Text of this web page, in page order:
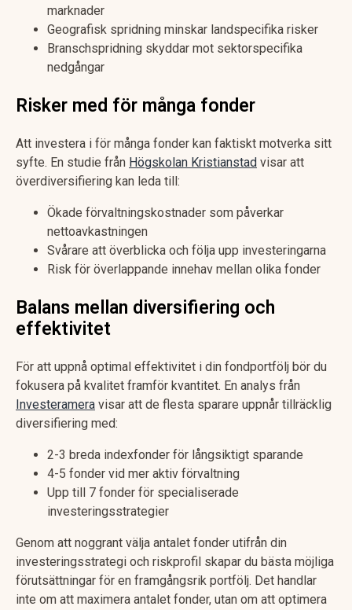
marknader
Geografisk spridning minskar landspecifika risker
Branschspridning skyddar mot sektorspecifika
nedgångar
Risker med för många fonder
Att investera i för många fonder kan faktiskt motverka sitt
syfte. En studie från Högskolan Kristianstad visar att
överdiversifiering kan leda till:
Ökade förvaltningskostnader som påverkar
nettoavkastningen
Svårare att överblicka och följa upp investeringarna
Risk för överlappande innehav mellan olika fonder
Balans mellan diversifiering och
effektivitet
För att uppnå optimal effektivitet i din fondportfölj bör du
fokusera på kvalitet framför kvantitet. En analys från
Investeramera visar att de flesta sparare uppnår tillräcklig
diversifiering med:
2-3 breda indexfonder för långsiktigt sparande
4-5 fonder vid mer aktiv förvaltning
Upp till 7 fonder för specialiserade
investeringsstrategier
Genom att noggrant välja antalet fonder utifrån din
investeringsstrategi och riskprofil skapar du bästa möjliga
förutsättningar för en framgångsrik portfölj. Det handlar
inte om att maximera antalet fonder, utan om att optimera